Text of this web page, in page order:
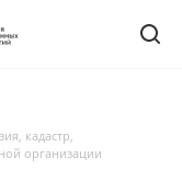
кадастр,
организации